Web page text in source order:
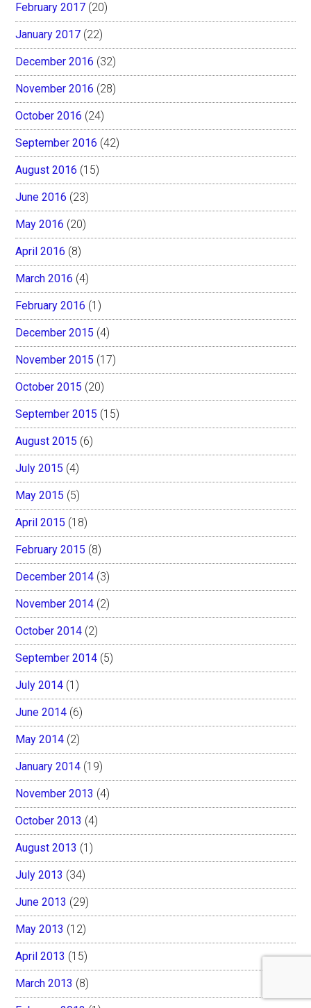
February 2017 (20)
January 2017 (22)
December 2016 (32)
November 2016 (28)
October 2016 (24)
September 2016 (42)
August 2016 (15)
June 2016 (23)
May 2016 (20)
April 2016 (8)
March 2016 (4)
February 2016 (1)
December 2015 (4)
November 2015 (17)
October 2015 (20)
September 2015 (15)
August 2015 (6)
July 2015 (4)
May 2015 (5)
April 2015 (18)
February 2015 (8)
December 2014 (3)
November 2014 (2)
October 2014 (2)
September 2014 (5)
July 2014 (1)
June 2014 (6)
May 2014 (2)
January 2014 (19)
November 2013 (4)
October 2013 (4)
August 2013 (1)
July 2013 (34)
June 2013 (29)
May 2013 (12)
April 2013 (15)
March 2013 (8)